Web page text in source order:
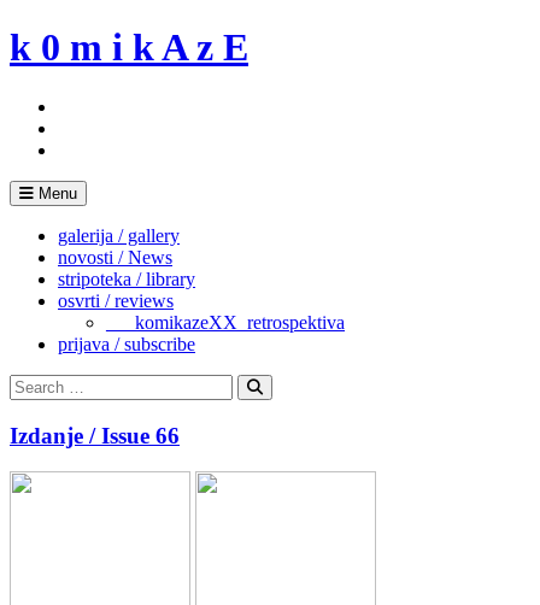
Skip
to
k 0 m i k A z E
Menu
galerija / gallery
novosti / News
stripoteka / library
osvrti / reviews
___komikazeXX_retrospektiva
prijava / subscribe
Search
for:
Search
Izdanje / Issue 66